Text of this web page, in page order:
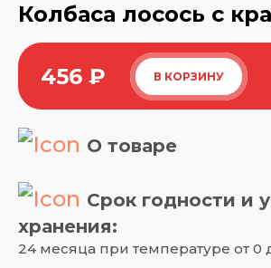
Колбаса лосось с
456 ₽ В КОРЗИНУ
О товаре
Срок годности и
хранения:
24 месяца при температуре от 0